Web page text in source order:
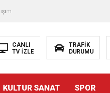
CANLI
TV İZLE
TRAFİK
DURUMU
KULTUR SANAT SPOR
Torbalı Yolunda